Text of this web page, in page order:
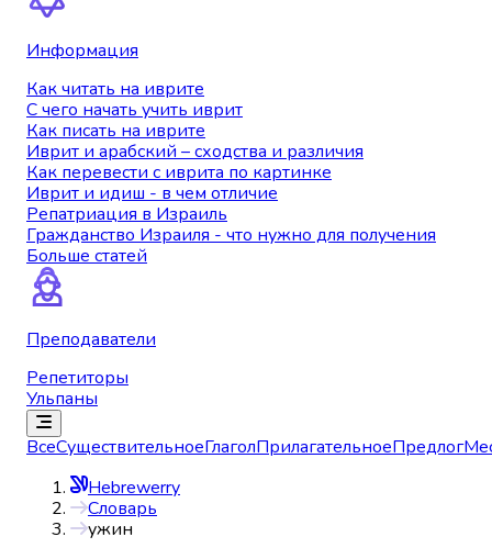
Информация
Как читать на иврите
С чего начать учить иврит
Как писать на иврите
Иврит и арабский – сходства и различия
Как перевести с иврита по картинке
Иврит и идиш - в чем отличие
Репатриация в Израиль
Гражданство Израиля - что нужно для получения
Больше статей
Преподаватели
Репетиторы
Ульпаны
ВсеСуществительноеГлаголПрилагательноеПредлог
Hebrewerry
Словарь
ужин